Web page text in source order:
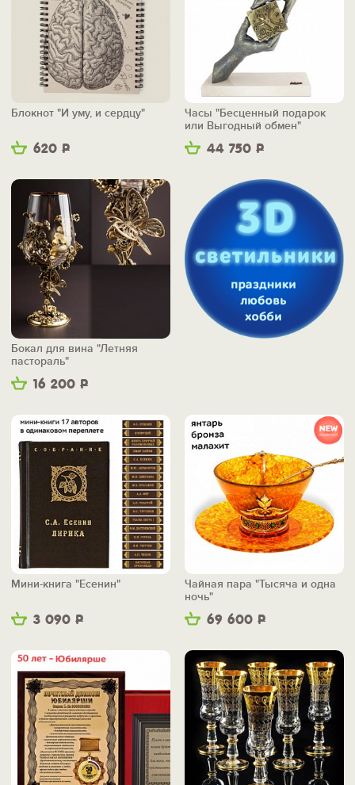
620 Р
Блокнот "И уму, и сердцу"
44 750 Р
Часы "Бесценный подарок
или Выгодный обмен"
16 200 Р
Бокал для вина "Летняя
пастораль"
3 090 Р
Мини-книга "Есенин"
69 600 Р
Чайная пара "Тысяча и одна
ночь"